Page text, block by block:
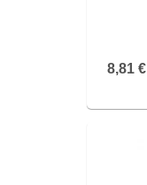
8,81 €